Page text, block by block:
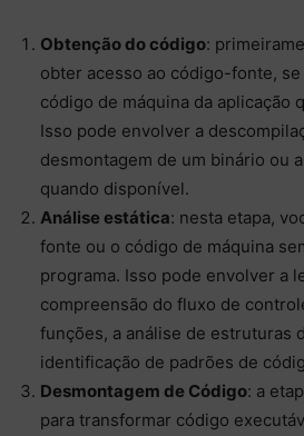
Obtenção do código:
obter acesso ao código-fonte,
código de máquina da aplicação
Isso pode envolver a
desmontagem de um binário ou
quando disponível.
Análise estática: nesta etapa,
fonte ou o código de máquina
programa. Isso pode envolver a
compreensão do fluxo de
funções, a análise de estruturas
identificação de padrões de
Desmontagem de Código: a
para transformar código